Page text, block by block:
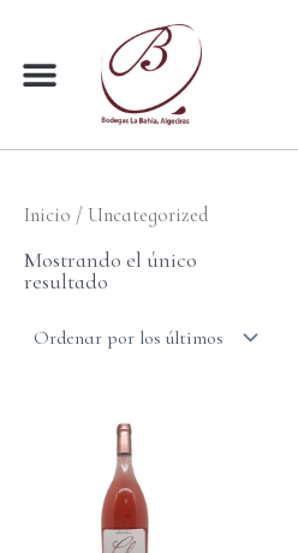
contenido
Inicio / Uncategorized
Mostrando el único
resultado